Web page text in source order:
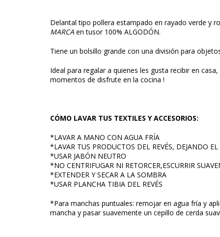
Delantal tipo pollera estampado en rayado verde y
MARCA en tusor 100% ALGODÓN.
Tiene un bolsillo grande con una división para
Ideal para regalar a quienes les gusta recibir en
momentos de disfrute en la cocina !
CÓMO LAVAR TUS TEXTILES Y ACCESORIOS:
*LAVAR A MANO CON AGUA FRÍA
*LAVAR TUS PRODUCTOS DEL REVÉS, DEJANDO
*USAR JABÓN NEUTRO
*NO CENTRIFUGAR NI RETORCER,ESCURRIR
*EXTENDER Y SECAR A LA SOMBRA
*USAR PLANCHA TIBIA DEL REVÉS
*Para manchas puntuales: remojar en agua fría y
mancha y pasar suavemente un cepillo de cerda